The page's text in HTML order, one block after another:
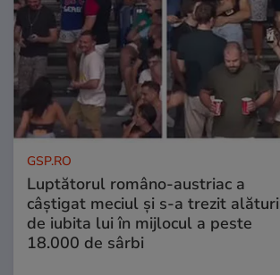
GSP.RO
Luptătorul româno-austriac a
câștigat meciul și s-a trezit alături
de iubita lui în mijlocul a peste
18.000 de sârbi